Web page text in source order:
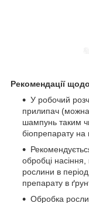
Рекомендації
У робочий
прилипач (можна
шампунь таким
біопрепарату на
обробці
рослини в
препарату в
Обробка